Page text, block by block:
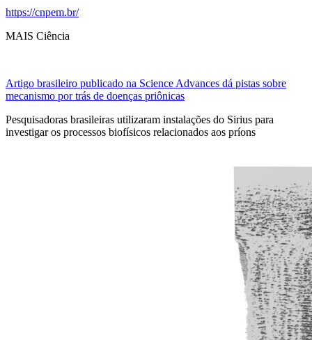
https://cnpem.br/
MAIS Ciência
Artigo brasileiro publicado na Science Advances dá pistas sobre
mecanismo por trás de doenças priônicas
Pesquisadoras brasileiras utilizaram instalações do Sirius para
investigar os processos biofísicos relacionados aos príons